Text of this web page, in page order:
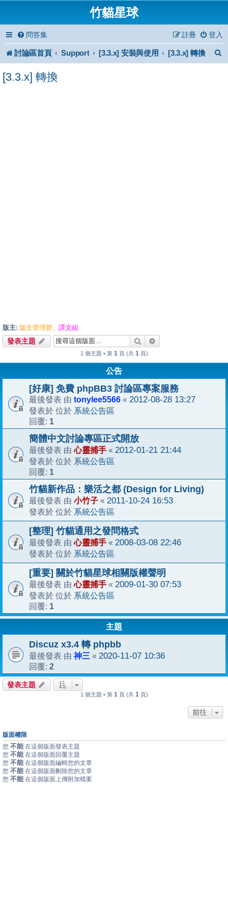
竹貓星球
問答集 登入
註冊
討論區首頁 Support [3.3.x] 安裝與使用 [3.3.x] 轉換
[3.3.x] 轉換
版主: 版主管理群、 譯文組
發表主題 搜尋
1 個主題 • 第 1 頁 (共 1 頁)
公告
[好康] 免費 phpBB3 討論區專案服務
最後發表 由 tonylee5566 « 2012-08-28 13:27
發表於 位於 系統公告區
回覆: 1
簡體中文討論專區正式開放
最後發表 由心靈捕手 « 2012-01-21 21:44
發表於 位於 系統公告區
回覆: 1
竹貓新作品：樂活之都 (Design for Living)
最後發表 由 小竹子 « 2011-10-24 16:53
發表於 位於 系統公告區
[整理] 竹貓通用之發問格式
最後發表 由心靈捕手 « 2008-03-08 22:46
發表於 位於 系統公告區
[重要] 關於竹貓星球相關版權聲明
最後發表 由心靈捕手 « 2009-01-30 07:53
發表於 位於 系統公告區
回覆: 1
主題
Discuz x3.4 轉 phpbb
最後發表 由 神三 « 2020-11-07 10:36
回覆: 2
發表主題
1 個主題 • 第 1 頁 (共 1 頁)
前往
版面權限
您 不能 在這個版面發表主題
您 不能 在這個版面回覆主題
您 不能 在這個版面編輯您的文章
您 不能 在這個版面刪除您的文章
您 不能 在這個版面上傳附加檔案